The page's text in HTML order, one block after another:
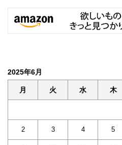
2025年6月
月 火 水 木
2 3 4 5